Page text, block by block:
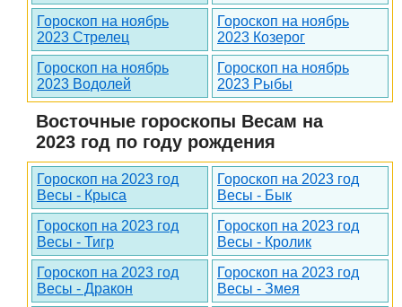
Гороскоп на ноябрь
2023 Стрелец
Гороскоп на ноябрь
2023 Козерог
Гороскоп на ноябрь
2023 Водолей
Гороскоп на ноябрь
2023 Рыбы
Восточные гороскопы Весам на
2023 год по году рождения
Гороскоп на 2023 год
Весы - Крыса
Гороскоп на 2023 год
Весы - Бык
Гороскоп на 2023 год
Весы - Тигр
Гороскоп на 2023 год
Весы - Кролик
Гороскоп на 2023 год
Весы - Дракон
Гороскоп на 2023 год
Весы - Змея